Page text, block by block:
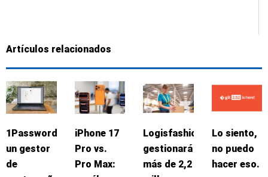
Artículos relacionados
1Password:
un gestor
de
iPhone 17
Pro vs.
Pro Max:
Logisfashion
gestionará
más de 2,2
Lo siento,
no puedo
hacer eso.